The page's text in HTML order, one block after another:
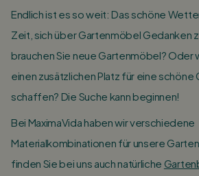
Endlich ist es so weit: Das schöne
Zeit, sich über Gartenmöbel Gedanken
brauchen Sie neue Gartenmöbel? Oder
einen zusätzlichen Platz für eine schöne
schaffen? Die Suche kann beginnen!
Bei MaximaVida haben wir verschiedene
Materialkombinationen für unsere
finden Sie bei uns auch natürliche